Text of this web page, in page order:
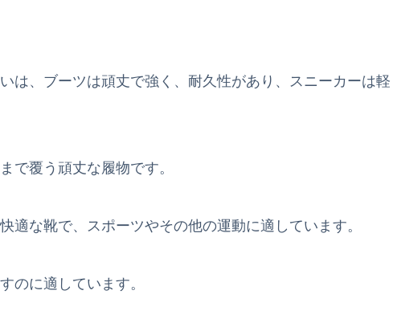
は、ブーツは頑丈で強く、耐久性があり、スニーカーは軽
で覆う頑丈な履物です。
適な靴で、スポーツやその他の運動に適しています。
のに適しています。